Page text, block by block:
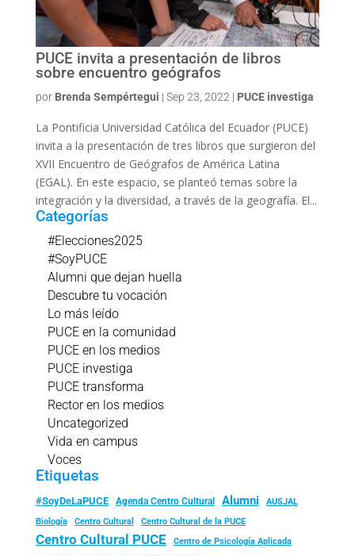
PUCE invita a presentación de libros
sobre encuentro geógrafos
por Brenda Sempértegui | Sep 23, 2022 | PUCE investiga
La Pontificia Universidad Católica del Ecuador (PUCE)
invita a la presentación de tres libros que surgieron del
XVII Encuentro de Geógrafos de América Latina
(EGAL). En este espacio, se planteó temas sobre la
integración y la diversidad, a través de la geografía. El...
Categorías
#Elecciones2025
#SoyPUCE
Alumni que dejan huella
Descubre tu vocación
Lo más leído
PUCE en la comunidad
PUCE en los medios
PUCE investiga
PUCE transforma
Rector en los medios
Uncategorized
Vida en campus
Voces
Etiquetas
#SoyDeLaPUCE Agenda Centro Cultural Alumni
AUSJAL
Biología
Centro Cultural Centro Cultural de la PUCE
Centro Cultural PUCE Centro de Psicología Aplicada